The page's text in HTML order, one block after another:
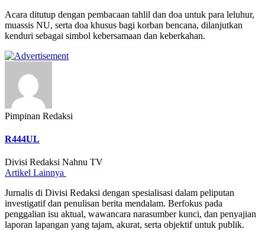
Acara ditutup dengan pembacaan tahlil dan doa untuk para leluhur,
muassis NU, serta doa khusus bagi korban bencana, dilanjutkan
kenduri sebagai simbol kebersamaan dan keberkahan.
Pimpinan Redaksi
R444UL
Divisi Redaksi Nahnu TV
Artikel Lainnya
Jurnalis di Divisi Redaksi dengan spesialisasi dalam peliputan
investigatif dan penulisan berita mendalam. Berfokus pada
penggalian isu aktual, wawancara narasumber kunci, dan penyajian
laporan lapangan yang tajam, akurat, serta objektif untuk publik.